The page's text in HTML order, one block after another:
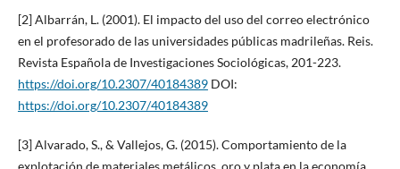
[2] Albarrán, L. (2001). El impacto del uso del correo electrónico
en el profesorado de las universidades públicas madrileñas. Reis.
Revista Española de Investigaciones Sociológicas, 201-223.
https://doi.org/10.2307/40184389DOI:
https://doi.org/10.2307/40184389
[3] Alvarado, S., & Vallejos, G. (2015). Comportamiento de la